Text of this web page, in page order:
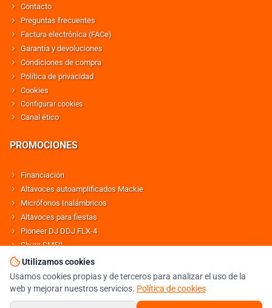
Contacto
Preguntas frecuentes
Factura electrónica (FACe)
Garantía y devoluciones
Condiciones de compra
Política de privacidad
Cookies
Configurar cookies
Canal ético
PROMOCIONES
Financiación
Altavoces autoamplificados Mackie
Micrófonos Inalámbricos
Altavoces para fiestas
Pioneer DJ DDJ FLX-4
Shure SM58
Altavoces Behringer
TIENDA DJ ESPECIALISTA EN SONIDO E ILUMINACIÓN PROFESIONAL
Utilizamos cookies
Usamos cookies propias y de terceros para analizar el uso de la
web y mejorar nuestros servicios. Política de cookies